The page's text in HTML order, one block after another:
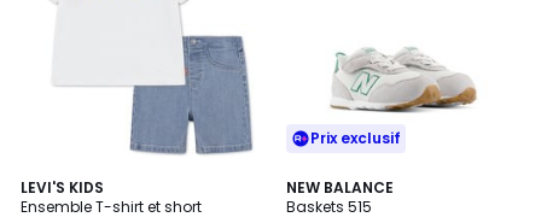
LEVI'S KIDS
Ensemble T-shirt et short
Prix exclusif
NEW BALANCE
Baskets 515